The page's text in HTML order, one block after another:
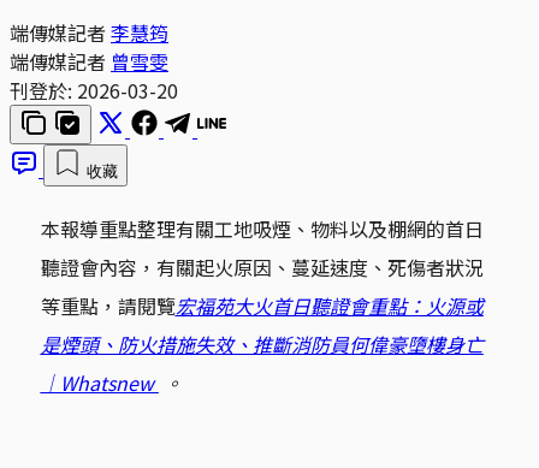
端傳媒記者 李慧筠
端傳媒記者 曾雪雯
刊登於: 2026-03-20
收藏
本報導重點整理有關工地吸煙、物料以及棚網的首日
聽證會內容，有關起火原因、蔓延速度、死傷者狀況
等重點，請閱覽宏福苑大火首日聽證會重點：火源或
是煙頭、防火措施失效、推斷消防員何偉豪墮樓身亡
｜Whatsnew 。